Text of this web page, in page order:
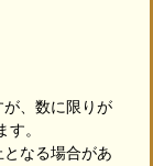
、数に限りが
。
なる場合があ